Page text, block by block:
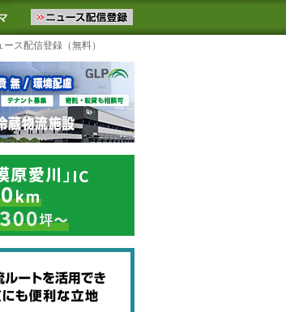
します。物流ニュースメール配信を登録す
加 よく見るテーマ
ース配信登録（無料）